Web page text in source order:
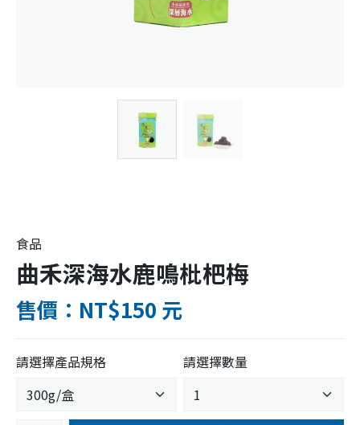
食品
曲禾深海水鹿鳴枇杷梅
售價：NT$150 元
請選擇產品規格 請選擇數量